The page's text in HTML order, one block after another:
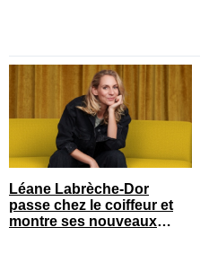
Léane Labrèche-Dor
passe chez le coiffeur et
montre ses nouveaux